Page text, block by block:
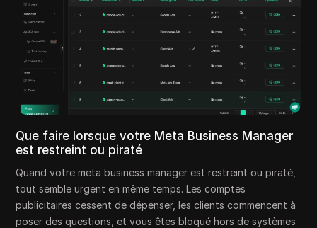
Que faire lorsque votre Meta Business Manager
est restreint ou piraté
Quand votre meta business manager est restreint ou piraté,
tout semble urgent en même temps. Les comptes
publicitaires cessent de dépenser, les clients commencent à
poser des questions, et vous êtes bloqué hors de systèmes